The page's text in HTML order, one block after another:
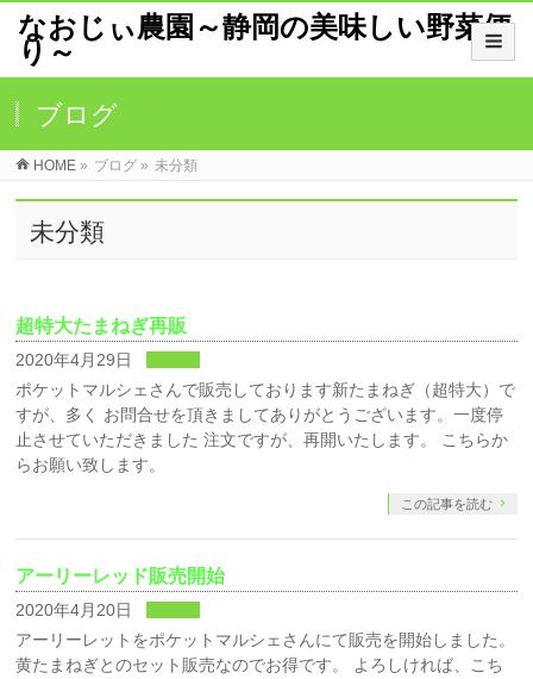
なおじぃ農園～静岡の美味しい野菜便
り～
ブログ
HOME » ブログ » 未分類
未分類
超特大たまねぎ再販
2020年4月29日
ポケットマルシェさんで販売しております新たまねぎ（超特大）で
すが、多く お問合せを頂きましてありがとうございます。一度停
止させていただきました 注文ですが、再開いたします。 こちらか
らお願い致します。
この記事を読む
アーリーレッド販売開始
2020年4月20日
アーリーレットをポケットマルシェさんにて販売を開始しました。
黄たまねぎとのセット販売なのでお得です。 よろしければ、こち